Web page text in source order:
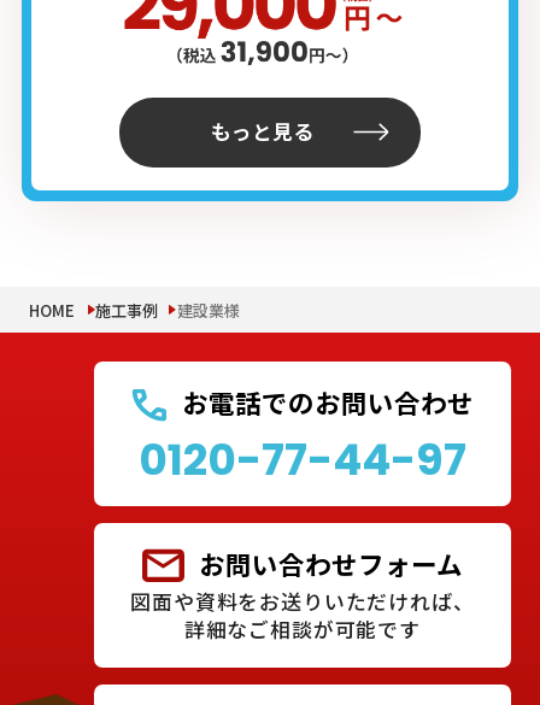
もっと見る
HOME 施工事例 建設業様
お電話でのお問い合わせ
0120-77-44-97
お問い合わせフォーム
図面や資料をお送りいただければ、
詳細なご相談が可能です